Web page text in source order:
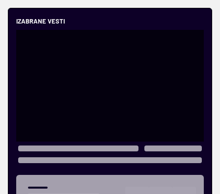
IZABRANE VESTI